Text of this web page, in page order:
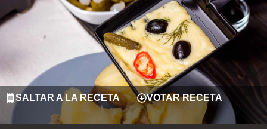
SALTAR A LA RECETA VOTAR RECETA